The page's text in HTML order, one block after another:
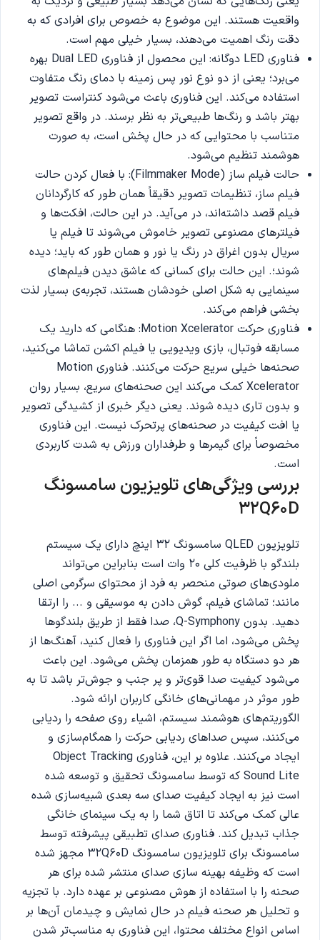
واقعیت هستند. این موضوع به خصوص برای افرادی که به
دقت رنگ اهمیت می‌دهند، بسیار خیلی مهم است.
فناوری LED دوگانه: این محصول از فناوری Dual LED بهره
می‌برد؛ یعنی از دو نوع نور پس زمینه با دمای رنگ متفاوت
استفاده می‌کند. این فناوری باعث می‌شود کنتراست تصویر
بهتر باشد و رنگ‌ها طبیعی‌تر به نظر برسند. در واقع تصویر
متناسب با محتوایی که در حال پخش است، به صورت
هوشمند تنظیم می‌شود.
حالت فیلم ساز (Filmmaker Mode): با فعال کردن حالت
فیلم‌ ساز، تنظیمات تصویر دقیقاً همان طور که کارگردانان
فیلم قصد داشته‌اند، در می‌آید. در این حالت، افکت‌ها و
فیلترهای مصنوعی تصویر خاموش می‌شوند تا فیلم یا
سریال بدون اغراق در رنگ یا نور و همان طور که باید؛ دیده
شوند؛. این حالت برای کسانی که عاشق دیدن فیلم‌های
سینمایی به شکل اصلی خودشان هستند، تجربه‌ی بسیار لذت
بخشی فراهم می‌کند.
فناوری حرکت Motion Xcelerator: هنگامی که دارید یک
مسابقه فوتبال، بازی ویدیویی یا فیلم اکشن تماشا می‌کنید،
صحنه‌ها خیلی سریع حرکت می‌کنند. فناوری Motion
Xcelerator کمک می‌کند این صحنه‌های سریع، بسیار روان
و بدون تاری دیده شوند. یعنی دیگر خبری از کشیدگی تصویر
یا افت کیفیت در صحنه‌های پرتحرک نیست. این فناوری
مخصوصاً برای گیمرها و طرفداران ورزش به شدت کاربردی
است.
بررسی ویژگی‌های تلویزیون سامسونگ
32Q60D
تلویزیون QLED سامسونگ 32 اینچ دارای یک سیستم
بلندگو با ظرفیت کلی 20 وات است بنابراین می‌تواند
ملودی‌های صوتی منحصر به فرد از محتوای سرگرمی اصلی
مانند؛ تماشای فیلم، گوش دادن به موسیقی و ... را ارتقا
دهید. بدون Q-Symphony، صدا فقط از طریق بلندگوها
پخش می‌شود، اما اگر این فناوری را فعال کنید، آهنگ‌ها از
هر دو دستگاه به طور همزمان پخش می‌شود. این باعث
می‌شود کیفیت صدا قوی‌تر و پر جنب و جوش‌تر باشد تا به
طور موثر در مهمانی‌های خانگی کاربران ارائه شود.
الگوریتم‌های هوشمند سیستم، اشیاء روی صفحه را ردیابی
می‌کنند، سپس صداهای ردیابی حرکت را همگام‌سازی و
ایجاد می‌کنند. علاوه بر این، فناوری Object Tracking
Sound Lite که توسط سامسونگ تحقیق و توسعه شده
است نیز به ایجاد کیفیت صدای سه بعدی شبیه‌سازی شده
عالی کمک می‌کند تا اتاق شما را به یک سینمای خانگی
جذاب تبدیل کند. فناوری صدای تطبیقی ​​پیشرفته توسط
سامسونگ برای تلویزیون سامسونگ 32Q60D مجهز شده
است که وظیفه بهینه سازی صدای منتشر شده برای هر
صحنه را با استفاده از هوش مصنوعی بر عهده دارد. با تجزیه
و تحلیل هر صحنه فیلم در حال نمایش و چیدمان آن‌ها بر
اساس انواع مختلف محتوا، این فناوری به مناسب‌تر شدن